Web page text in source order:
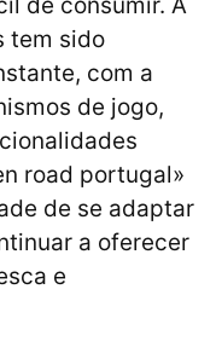
de consumir. A
tem sido
com a
de jogo,
road portugal»
de se adaptar
a oferecer
e